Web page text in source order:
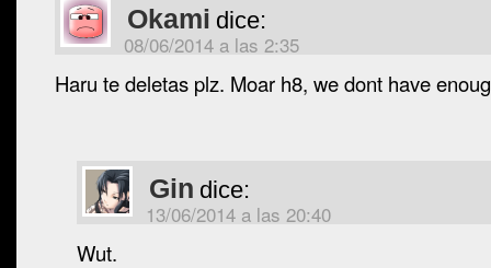
Okami dice:
08/06/2014 a las 2:35
Haru te deletas plz. Moar h8, we dont have
Gin dice:
13/06/2014 a las 20:40
Wut.